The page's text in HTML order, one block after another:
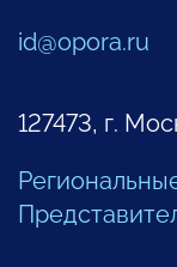
id@opora.ru
127473, г.